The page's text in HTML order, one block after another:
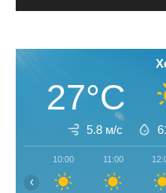
27°C
5.8 м/с
10:00 11:00
‹